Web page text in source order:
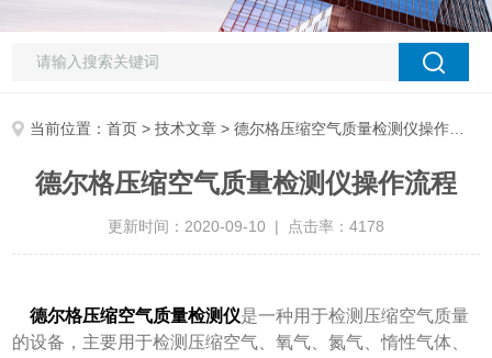
当前位置：首页 >技术文章 > 德尔格压缩空气质量检测仪操作流程
德尔格压缩空气质量检测仪操作流程
更新时间：2020-09-10 | 点击率：4178
德尔格压缩空气质量检测仪是一种用于检测压缩空气质量
的设备，主要用于检测压缩空气、氧气、氮气、惰性气体、